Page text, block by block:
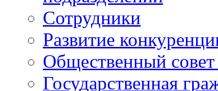
Сотрудники
Развитие
Общественный совет
Государственная